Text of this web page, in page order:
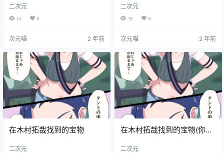
二次元
16 0
次元喵 2 年前
二次元
15 0
次元喵 2 年前
在木村拓哉找到的宝物
二次元
在木村拓哉找到的宝物(你知
二次元